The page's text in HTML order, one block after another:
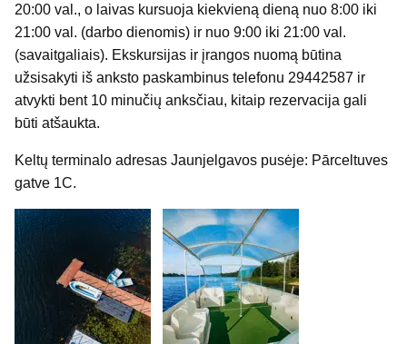
20:00 val., o laivas kursuoja kiekvieną dieną nuo 8:00 iki
21:00 val. (darbo dienomis) ir nuo 9:00 iki 21:00 val.
(savaitgaliais). Ekskursijas ir įrangos nuomą būtina
užsisakyti iš anksto paskambinus telefonu 29442587 ir
atvykti bent 10 minučių anksčiau, kitaip rezervacija gali
būti atšaukta.
Keltų terminalo adresas Jaunjelgavos pusėje: Pārceltuves
gatve 1C.